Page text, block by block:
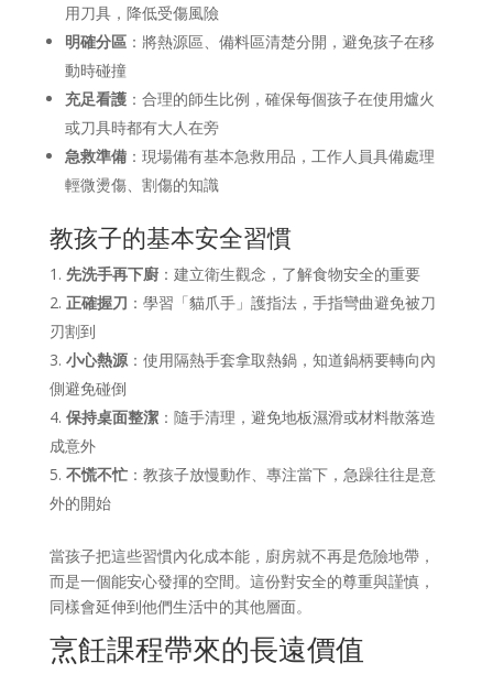
用刀具，降低受傷風險
明確分區：將熱源區、備料區清楚分開，避免孩子在移
動時碰撞
充足看護：合理的師生比例，確保每個孩子在使用爐火
或刀具時都有大人在旁
急救準備：現場備有基本急救用品，工作人員具備處理
輕微燙傷、割傷的知識
教孩子的基本安全習慣
先洗手再下廚：建立衛生觀念，了解食物安全的重要
正確握刀 ：學習「貓爪手」護指法，手指彎曲避免被刀
刃割到
小心熱源：使用隔熱手套拿取熱鍋，知道鍋柄要轉向內
側避免碰倒
保持桌面整潔：隨手清理，避免地板濕滑或材料散落造
成意外
不慌不忙：教孩子放慢動作、專注當下，急躁往往是意
外的開始
當孩子把這些習慣內化成本能，廚房就不再是危險地帶，
而是一個能安心發揮的空間。這份對安全的尊重與謹慎，
同樣會延伸到他們生活中的其他層面。
烹飪課程帶來的長遠價值